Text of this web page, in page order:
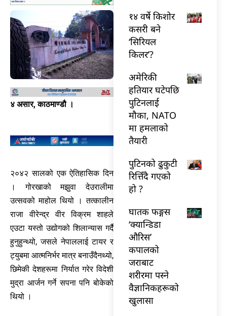
४ असार, काठमाण्डौ ।
२०४२ सालको एक ऐतिहासिक दिन
। गोरखाको मझुवा देउरालीमा
उत्सवको माहोल थियो । तत्कालीन
राजा वीरेन्द्र वीर विक्रम शाहले
एउटा यस्तो उद्योगको शिलान्यास गर्दै
हुनुहुन्थ्यो, जसले नेपाललाई टायर र
ट्युबमा आत्मनिर्भर मात्र बनाउँदैनथ्यो,
छिमेकी देशहरूमा निर्यात गरेर विदेशी
मुद्रा आर्जन गर्ने सपना पनि बोकेको
थियो ।
१४ वर्षे किशोर
कसरी बने
‘सिरियल
किलर’?
अमेरिकी
हतियार घटेपछि
पुटिनलाई
मौका, NATO
मा हमलाको
तैयारी
पुटिनको ढुकुटी
रित्तिँदै गएको
हो ?
घातक फङ्गस
‘क्यान्डिडा
औरिस’
कपालको
जराबाट
शरीरमा पस्ने
वैज्ञानिकहरूको
खुलासा